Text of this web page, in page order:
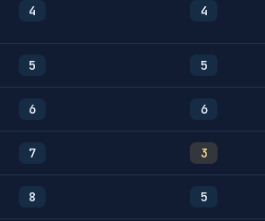
4 4
5 5
6 6
7 3
8 5